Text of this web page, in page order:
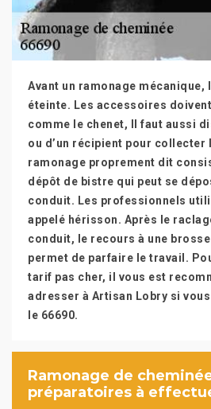
Avant un ramonage
éteinte. Les accessoires
comme le chenet, Il faut aussi
ou d’un récipient pour collecter
ramonage proprement dit
dépôt de bistre qui peut se
conduit. Les professionnels
appelé hérisson. Après le
conduit, le recours à une
permet de parfaire le travail.
tarif pas cher, il vous est
adresser à Artisan Lobry si
le 66690.
Ramonage de
préparatoires à